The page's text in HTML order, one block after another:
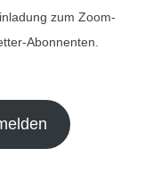
zum Zoom-
Abonnenten.